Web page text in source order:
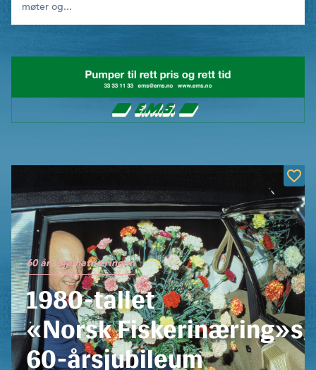
møter og...
60 år i sjømatnæringen
1980-tallet
«Norsk Fiskerinæring»s
60-årsjubileum